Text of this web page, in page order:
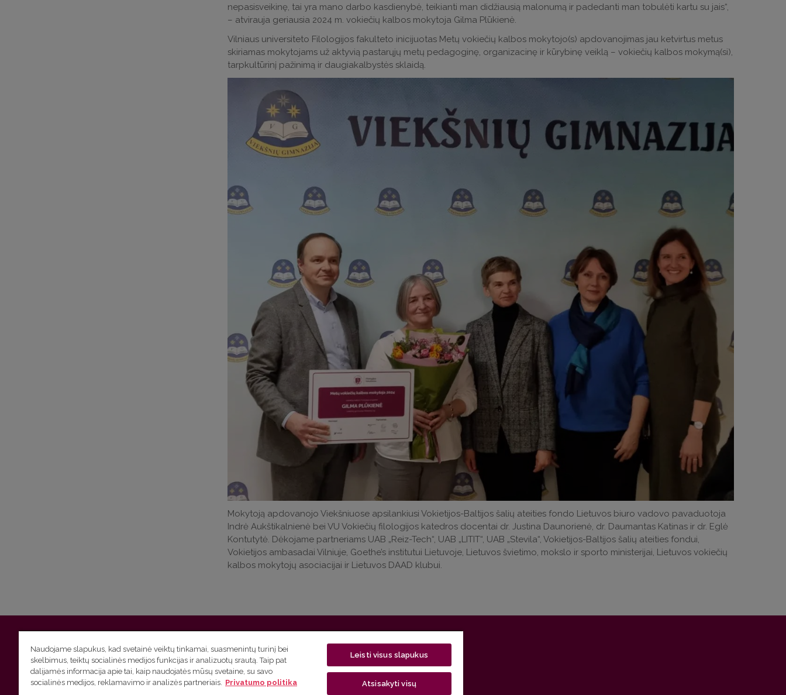
nepasisveikinę, tai yra mano darbo kasdienybė, teikianti man didžiausią malonumą ir padedanti man tobulėti kartu su jais“,
– atvirauja geriausia 2024 m. vokiečių kalbos mokytoja Gilma Plūkienė.
Vilniaus universiteto Filologijos fakulteto inicijuotas Metų vokiečių kalbos mokytojo(s) apdovanojimas jau ketvirtus metus
skiriamas mokytojams už aktyvią pastarųjų metų pedagoginę, organizacinę ir kūrybinę veiklą – vokiečių kalbos mokymą(si),
tarpkultūrinį pažinimą ir daugiakalbystės sklaidą.
Mokytoją apdovanojo Viekšniuose apsilankiusi Vokietijos-Baltijos šalių ateities fondo Lietuvos biuro vadovo pavaduotoja
Indrė Aukštikalnienė bei VU Vokiečių filologijos katedros docentai dr. Justina Daunorienė, dr. Daumantas Katinas ir dr. Eglė
Kontutytė. Dėkojame partneriams UAB „Reiz-Tech“, UAB „LITIT“, UAB „Stevila“, Vokietijos-Baltijos šalių ateities fondui,
Vokietijos ambasadai Vilniuje, Goethe’s institutui Lietuvoje, Lietuvos švietimo, mokslo ir sporto ministerijai, Lietuvos vokiečių
kalbos mokytojų asociacijai ir Lietuvos DAAD klubui.
Vilniaus universitetas Filologijos fakultetas | Universiteto g. 5, LT-01131 Vilnius
Studijų skyriaus(studijų ir tvarkaraščio klausimai) tel. (0 5) 268 7208 | El. paštasstudijos@flf.vu.lt
Administracijos(personalo, auditorijų ir komunikacijos klausimai) tel. (0 5) 268 7207 | El. paštasflf@flf.vu.lt
Naudojame slapukus, kad svetainė veiktų tinkamai, suasmenintų turinį bei
skelbimus, teiktų socialinės medijos funkcijas ir analizuotų srautą. Taip pat
dalijamės informacija apie tai, kaip naudojatės mūsų svetaine, su savo
socialinės medijos, reklamavimo ir analizės partneriais. Privatumo politika
Leisti visus slapukus
Atsisakyti visų